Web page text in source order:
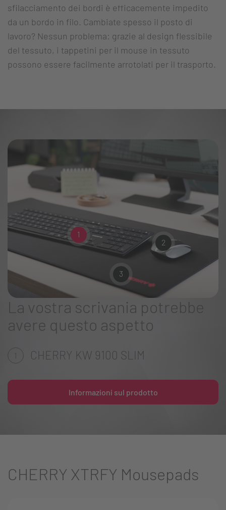
sfilacciamento dei bordi è efficacemente impedito
da un bordo in filo. Cambiate spesso il posto di
lavoro? Nessun problema: grazie al design flessibile
del tessuto, i tappetini per il mouse in tessuto
possono essere facilmente arrotolati per il trasporto.
1
2
3
La vostra scrivania potrebbe
avere questo aspetto
1 CHERRY KW 9100 SLIM
Informazioni sul prodotto
CHERRY XTRFY Mousepads